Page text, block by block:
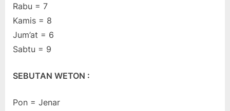
Rabu = 7
Kamis = 8
Jum’at = 6
Sabtu = 9
SEBUTAN WETON :
Pon = Jenar